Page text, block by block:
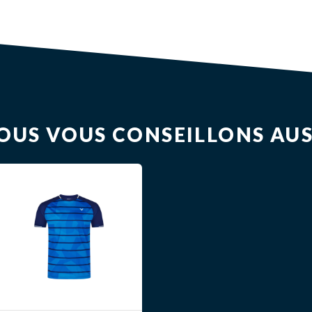
VOUS CONSEILLONS